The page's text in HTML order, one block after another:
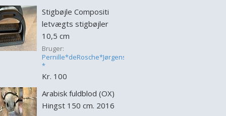
Stigbøjle Compositi
letvægts stigbøjler
10,5 cm
Bruger:
Pernille*deRosche*Jørgensen
*
Kr. 100
Arabisk fuldblod (OX)
Hingst 150 cm. 2016